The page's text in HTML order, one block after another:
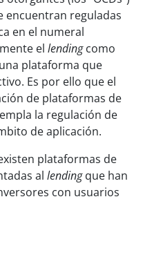
encuentran reguladas
en el numeral
el lendingcomo
plataforma que
Es por ello que el
de plataformas de
la regulación de
de aplicación.
plataformas de
al lendingque han
con usuarios